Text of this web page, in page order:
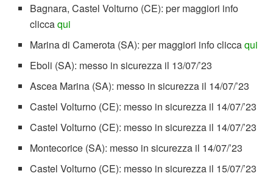
Bagnara, Castel Volturno (CE): per maggiori info
cliccaqui
Marina di Camerota (SA): per maggiori info cliccaqui
Eboli (SA): messo in sicurezza il 13/07/’23
Ascea Marina (SA): messo in sicurezza il 14/07/’23
Castel Volturno (CE): messo in sicurezza il 14/07/’23
Castel Volturno (CE): messo in sicurezza il 14/07/’23
Montecorice (SA): messo in sicurezza il 14/07/’23
Castel Volturno (CE): messo in sicurezza il 15/07/’23